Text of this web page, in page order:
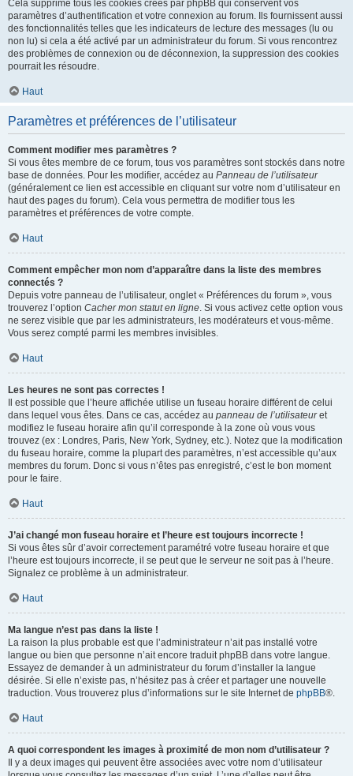
Cela supprime tous les cookies créés par phpBB qui conservent vos
paramètres d’authentification et votre connexion au forum. Ils fournissent aussi
des fonctionnalités telles que les indicateurs de lecture des messages (lu ou
non lu) si cela a été activé par un administrateur du forum. Si vous rencontrez
des problèmes de connexion ou de déconnexion, la suppression des cookies
pourrait les résoudre.
Haut
Paramètres et préférences de l’utilisateur
Comment modifier mes paramètres ?
Si vous êtes membre de ce forum, tous vos paramètres sont stockés dans notre
base de données. Pour les modifier, accédez au Panneau de l’utilisateur
(généralement ce lien est accessible en cliquant sur votre nom d’utilisateur en
haut des pages du forum). Cela vous permettra de modifier tous les
paramètres et préférences de votre compte.
Haut
Comment empêcher mon nom d’apparaître dans la liste des membres
connectés ?
Depuis votre panneau de l’utilisateur, onglet « Préférences du forum », vous
trouverez l’option Cacher mon statut en ligne. Si vous activez cette option vous
ne serez visible que par les administrateurs, les modérateurs et vous-même.
Vous serez compté parmi les membres invisibles.
Haut
Les heures ne sont pas correctes !
Il est possible que l’heure affichée utilise un fuseau horaire différent de celui
dans lequel vous êtes. Dans ce cas, accédez au panneau de l’utilisateuret
modifiez le fuseau horaire afin qu’il corresponde à la zone où vous vous
trouvez (ex : Londres, Paris, New York, Sydney, etc.). Notez que la modification
du fuseau horaire, comme la plupart des paramètres, n’est accessible qu’aux
membres du forum. Donc si vous n’êtes pas enregistré, c’est le bon moment
pour le faire.
Haut
J’ai changé mon fuseau horaire et l’heure est toujours incorrecte !
Si vous êtes sûr d’avoir correctement paramétré votre fuseau horaire et que
l’heure est toujours incorrecte, il se peut que le serveur ne soit pas à l’heure.
Signalez ce problème à un administrateur.
Haut
Ma langue n’est pas dans la liste !
La raison la plus probable est que l’administrateur n’ait pas installé votre
langue ou bien que personne n’ait encore traduit phpBB dans votre langue.
Essayez de demander à un administrateur du forum d’installer la langue
désirée. Si elle n’existe pas, n’hésitez pas à créer et partager une nouvelle
traduction. Vous trouverez plus d’informations sur le site Internet de phpBB®.
Haut
A quoi correspondent les images à proximité de mon nom d’utilisateur ?
Il y a deux images qui peuvent être associées avec votre nom d’utilisateur